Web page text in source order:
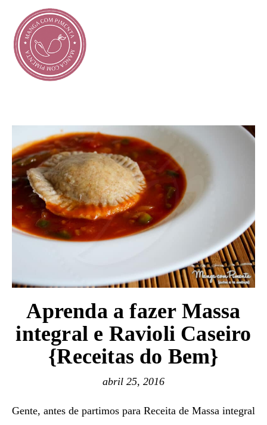
Aprenda a fazer Massa
integral e Ravioli Caseiro
{Receitas do Bem}
abril 25, 2016
Gente, antes de partimos para Receita de Massa integral